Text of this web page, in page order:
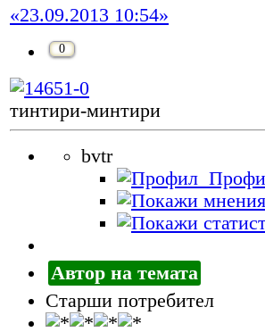
«23.09.2013 10:54»
0
тинтири-минтири
bvtr
Автор на темата
Старши потребител